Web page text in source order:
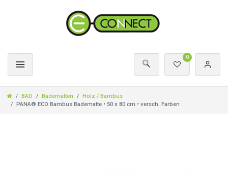
0
BAD Badematten
Holz / Bambus
PANA® ECO Bambus Badematte • 50 x 80 cm • versch. Farben